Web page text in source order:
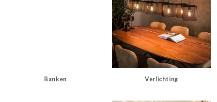
Banken Verlichting